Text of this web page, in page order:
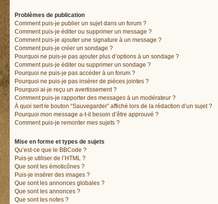
Problèmes de publication
Comment puis-je publier un sujet dans un forum ?
Comment puis-je éditer ou supprimer un message ?
Comment puis-je ajouter une signature à un message ?
Comment puis-je créer un sondage ?
Pourquoi ne puis-je pas ajouter plus d’options à un sondage ?
Comment puis-je éditer ou supprimer un sondage ?
Pourquoi ne puis-je pas accéder à un forum ?
Pourquoi ne puis-je pas insérer de pièces jointes ?
Pourquoi ai-je reçu un avertissement ?
Comment puis-je rapporter des messages à un modérateur ?
À quoi sert le bouton “Sauvegarder” affiché lors de la rédaction d’un sujet ?
Pourquoi mon message a-t-il besoin d’être approuvé ?
Comment puis-je remonter mes sujets ?
Mise en forme et types de sujets
Qu’est-ce que le BBCode ?
Puis-je utiliser de l’HTML ?
Que sont les émoticônes ?
Puis-je insérer des images ?
Que sont les annonces globales ?
Que sont les annonces ?
Que sont les notes ?